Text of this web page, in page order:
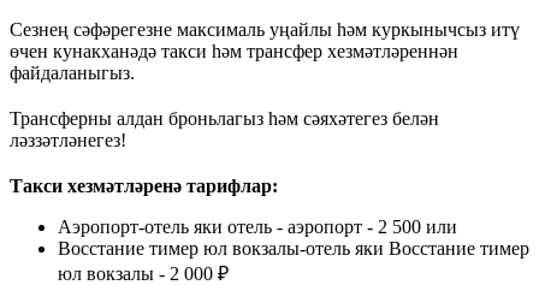
Сезнең сәфәрегезне максималь уңайлы һәм куркынычсыз итү
өчен кунакханәдә такси һәм трансфер хезмәтләреннән
файдаланыгыз.
Трансферны алдан броньлагыз һәм сәяхәтегез белән
ләззәтләнегез!
Такси хезмәтләренә тарифлар:
Аэропорт-отель яки отель - аэропорт - 2 500 или
Восстание тимер юл вокзалы-отель яки Восстание тимер
юл вокзалы - 2 000 ₽